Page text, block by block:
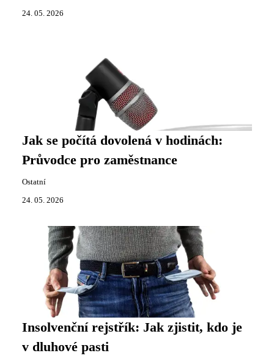
24. 05. 2026
Jak se počítá dovolená v hodinách:
Průvodce pro zaměstnance
Ostatní
24. 05. 2026
Insolvenční rejstřík: Jak zjistit, kdo je
v dluhové pasti